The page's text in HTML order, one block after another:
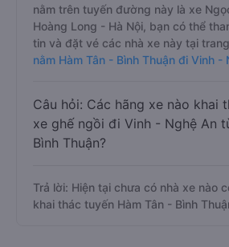
nằm trên tuyến đường này là xe
Hoàng Long - Hà Nội, bạn có thể
tin và đặt vé các nhà xe này tại
nằm Hàm Tân - Bình Thuận đi Vinh -
Câu hỏi: Các hãng xe nào khai
xe ghế ngồi đi Vinh - Nghệ An
Bình Thuận?
Trả lời: Hiện tại chưa có nhà xe nào
khai thác tuyến Hàm Tân - Bình